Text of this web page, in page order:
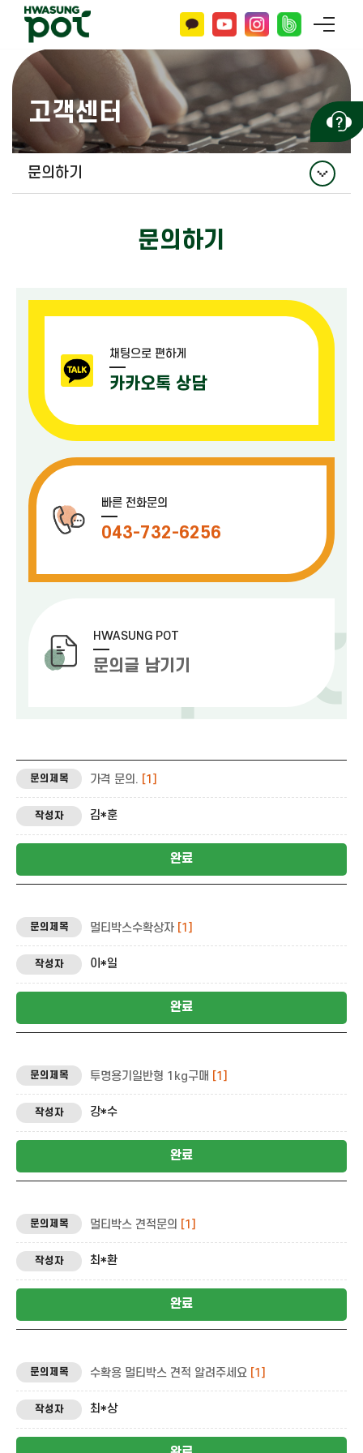
고객센터
문의하기
문의하기
채팅으로 편하게
카카오톡 상담
빠른 전화문의
043-732-6256
HWASUNG POT
문의글 남기기
가격 문의. [1]
김*훈
완료
멀티박스수확상자 [1]
이*일
완료
투명용기일반형 1kg구매 [1]
강*수
완료
멀티박스 견적문의 [1]
최*환
완료
수확용 멀티박스 견적 알려주세요 [1]
최*상